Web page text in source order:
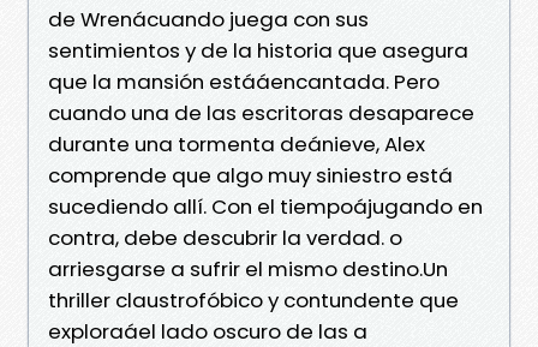
de Wrenácuando juega con sus
sentimientos y de la historia que asegura
que la mansión estááencantada. Pero
cuando una de las escritoras desaparece
durante una tormenta deánieve, Alex
comprende que algo muy siniestro está
sucediendo allí. Con el tiempoájugando en
contra, debe descubrir la verdad. o
arriesgarse a sufrir el mismo destino.Un
thriller claustrofóbico y contundente que
exploraáel lado oscuro de las a